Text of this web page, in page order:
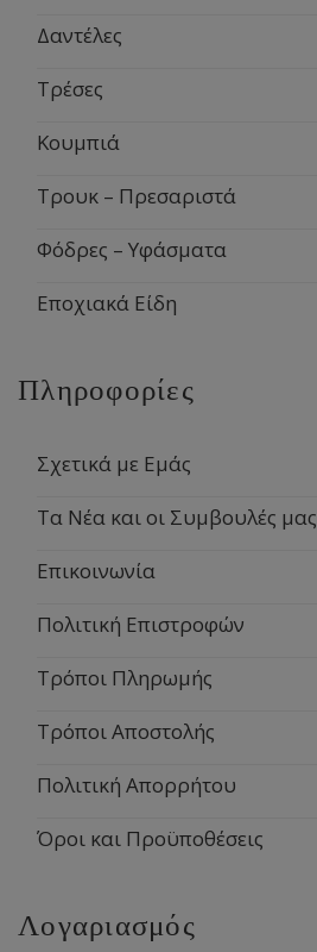
Δαντέλες
Τρέσες
Κουμπιά
Τρουκ – Πρεσαριστά
Φόδρες – Υφάσματα
Εποχιακά Είδη
Πληροφορίες
Σχετικά με Εμάς
Τα Νέα και οι Συμβουλές μας
Επικοινωνία
Πολιτική Επιστροφών
Τρόποι Πληρωμής
Τρόποι Αποστολής
Πολιτική Απορρήτου
Όροι και Προϋποθέσεις
Λογαριασμός